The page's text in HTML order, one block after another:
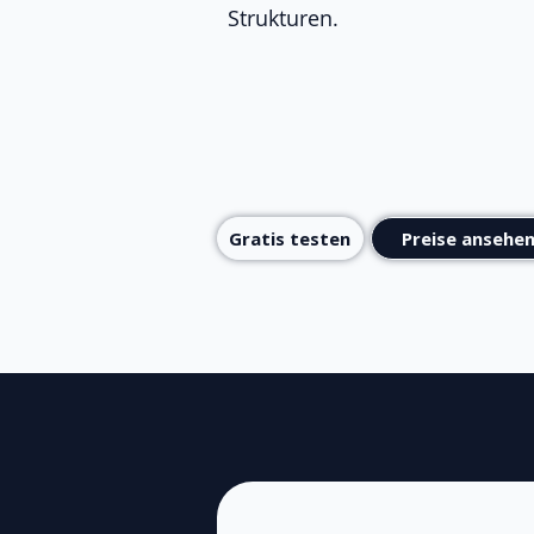
Strukturen.
Gratis testen Preise